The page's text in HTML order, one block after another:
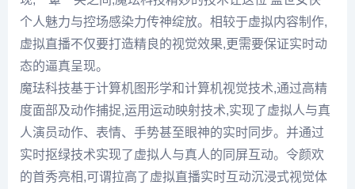
个人魅力与控场感染力传神绽放。相较于虚拟内容制作,
虚拟直播不仅要打造精良的视觉效果,更需要保证实时动
态的逼真呈现。
魔珐科技基于计算机图形学和计算机视觉技术,通过高精
度面部及动作捕捉,运用运动映射技术,实现了虚拟人与真
人演员动作、表情、手势甚至眼神的实时同步。并通过
实时抠绿技术实现了虚拟人与真人的同屏互动。令颜欢
的首秀亮相,可谓拉高了虚拟直播实时互动沉浸式视觉体